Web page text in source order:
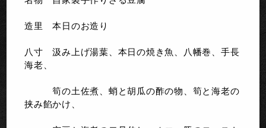
造里 本日のお造り
八寸 汲み上げ湯葉、本日の焼き魚、八幡巻、手長
海老、
筍の土佐煮、蛸と胡瓜の酢の物、筍と海老の
挟み餡かけ、